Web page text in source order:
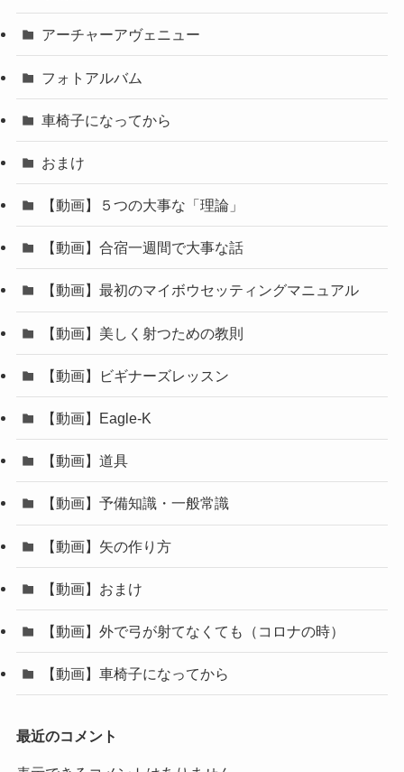
アーチャーアヴェニュー
フォトアルバム
車椅子になってから
おまけ
【動画】５つの大事な「理論」
【動画】合宿一週間で大事な話
【動画】最初のマイボウセッティングマニュアル
【動画】美しく射つための教則
【動画】ビギナーズレッスン
【動画】Eagle-K
【動画】道具
【動画】予備知識・一般常識
【動画】矢の作り方
【動画】おまけ
【動画】外で弓が射てなくても（コロナの時）
【動画】車椅子になってから
最近のコメント